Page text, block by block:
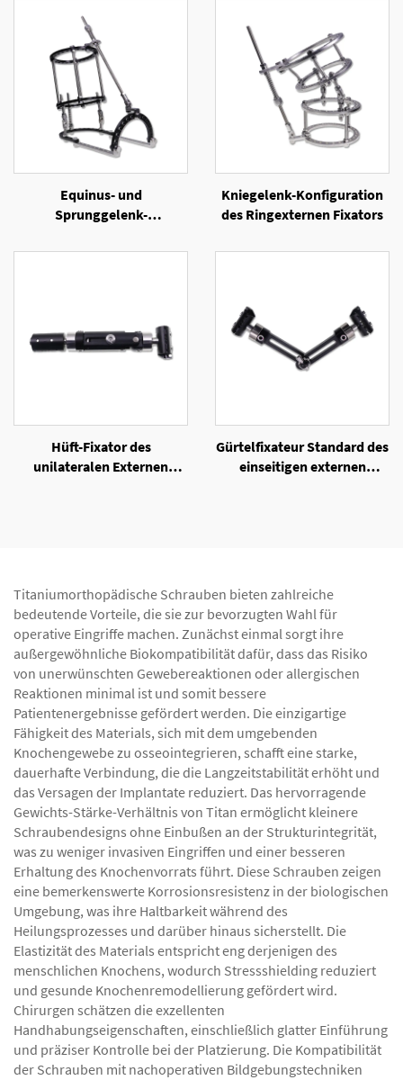
Equinus- und
Sprunggelenk-
Ringexternen Fixators
Kniegelenk-Konfiguration
des Ringexternen Fixators
Hüft-Fixator des
unilateralen Externen
Gürtelfixateur Standard des
einseitigen externen
Titaniumorthopädische Schrauben bieten zahlreiche
bedeutende Vorteile, die sie zur bevorzugten Wahl für
operative Eingriffe machen. Zunächst einmal sorgt ihre
außergewöhnliche Biokompatibilität dafür, dass das Risiko
von unerwünschten Gewebereaktionen oder allergischen
Reaktionen minimal ist und somit bessere
Patientenergebnisse gefördert werden. Die einzigartige
Fähigkeit des Materials, sich mit dem umgebenden
Knochengewebe zu osseointegrieren, schafft eine starke,
dauerhafte Verbindung, die die Langzeitstabilität erhöht und
das Versagen der Implantate reduziert. Das hervorragende
Gewichts-Stärke-Verhältnis von Titan ermöglicht kleinere
Schraubendesigns ohne Einbußen an der Strukturintegrität,
was zu weniger invasiven Eingriffen und einer besseren
Erhaltung des Knochenvorrats führt. Diese Schrauben zeigen
eine bemerkenswerte Korrosionsresistenz in der biologischen
Umgebung, was ihre Haltbarkeit während des
Heilungsprozesses und darüber hinaus sicherstellt. Die
Elastizität des Materials entspricht eng derjenigen des
menschlichen Knochens, wodurch Stressshielding reduziert
und gesunde Knochenremodellierung gefördert wird.
Chirurgen schätzen die exzellenten
Handhabungseigenschaften, einschließlich glatter Einführung
und präziser Kontrolle bei der Platzierung. Die Kompatibilität
der Schrauben mit nachoperativen Bildgebungstechniken